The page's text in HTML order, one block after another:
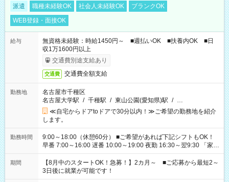
派遣 職種未経験OK 社会人未経験OK
ブランクOK
WEB登録・面接OK
給与
無資格未経験：時給1450円～ ■週払いOK ■扶養内OK ■日
収1万1600円以上
交通費別途支給あり
交通費 交通費全額支給
勤務地
名古屋市千種区
名古屋大学駅 / 千種駅 / 東山公園(愛知県)駅 / …
≪自宅からドアtoドアで30分以内！≫ご希望の勤務地を紹介
します。
勤務時間
9:00～18:00（休憩60分） ■ご希望があれば下記シフトもOK！
早番 7:00～16:00 遅番 10:00～19:00 夜勤 16:30～翌9:30 「家族
と休みを合わせたい」 「余裕を持って夕飯の準備がしたい」
「できれば残業はしたくない」 など、ご希望を教えてください
ね。 ※Wワーク希望の方へ 今ご覧のお仕事で希望する勤務時間
と、もう1つのお仕事の勤務時間。 合計で週40時間を超える場
期間
【8月中のスタートOK！急募！】2カ月～ ■ご応募から最短2～
3日後に就業が可能です！